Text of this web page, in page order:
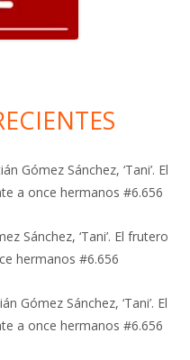
Gómez Sánchez, ‘Tani’. El
a once hermanos #6.656
Sánchez, ‘Tani’. El frutero
hermanos #6.656
Gómez Sánchez, ‘Tani’. El
a once hermanos #6.656